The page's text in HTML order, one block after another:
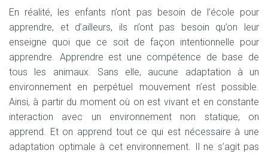
En réalité, les enfants n’ont pas besoin de l’école pour
apprendre, et d’ailleurs, ils n’ont pas besoin qu’on leur
enseigne quoi que ce soit de façon intentionnelle pour
apprendre. Apprendre est une compétence de base de
tous les animaux. Sans elle, aucune adaptation à un
environnement en perpétuel mouvement n’est possible.
Ainsi, à partir du moment où on est vivant et en constante
interaction avec un environnement non statique, on
apprend. Et on apprend tout ce qui est nécessaire à une
adaptation optimale à cet environnement. Il ne s’agit pas